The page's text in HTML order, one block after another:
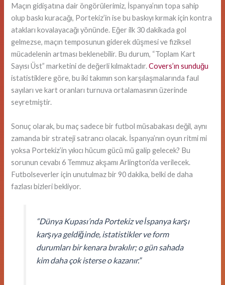
Maçın gidişatına dair öngörülerimiz, İspanya’nın topa sahip
olup baskı kuracağı, Portekiz’in ise bu baskıyı kırmak için kontra
atakları kovalayacağı yönünde. Eğer ilk 30 dakikada gol
gelmezse, maçın temposunun giderek düşmesi ve fiziksel
mücadelenin artması beklenebilir. Bu durum, “Toplam Kart
Sayısı Üst” marketini de değerli kılmaktadır.Covers’ın sunduğu
istatistiklere göre, bu iki takımın son karşılaşmalarında faul
sayıları ve kart oranları turnuva ortalamasının üzerinde
seyretmiştir.
Sonuç olarak, bu maç sadece bir futbol müsabakası değil, aynı
zamanda bir strateji satrancı olacak. İspanya’nın oyun ritmi mi
yoksa Portekiz’in yıkıcı hücum gücü mü galip gelecek? Bu
sorunun cevabı 6 Temmuz akşamı Arlington’da verilecek.
Futbolseverler için unutulmaz bir 90 dakika, belki de daha
fazlası bizleri bekliyor.
“Dünya Kupası’nda Portekiz ve İspanya karşı
karşıya geldiğinde, istatistikler ve form
durumları bir kenara bırakılır; o gün sahada
kim daha çok isterse o kazanır.”